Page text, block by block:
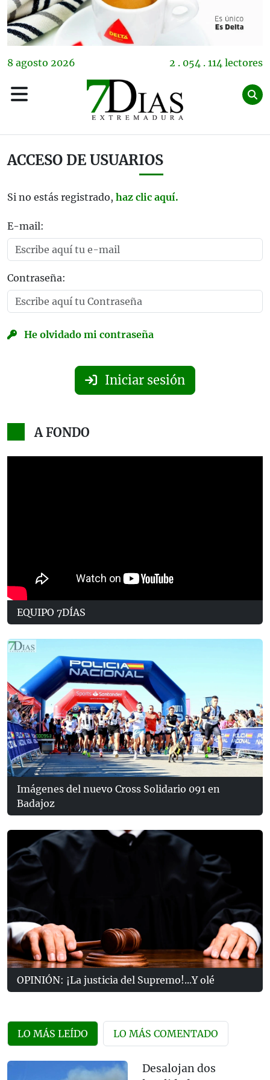
8 agosto 2026 2 . 054 . 114 lectores
ACCESO DE USUARIOS
Si no estás registrado, haz clic aquí.
E-mail:
Contraseña:
He olvidado mi contraseña
Iniciar sesión
A FONDO
EQUIPO 7DÍAS
Imágenes del nuevo Cross Solidario 091 en
Badajoz
OPINIÓN: ¡La justicia del Supremo!...Y olé
LO MÁS LEÍDO LO MÁS COMENTADO
Desalojan dos